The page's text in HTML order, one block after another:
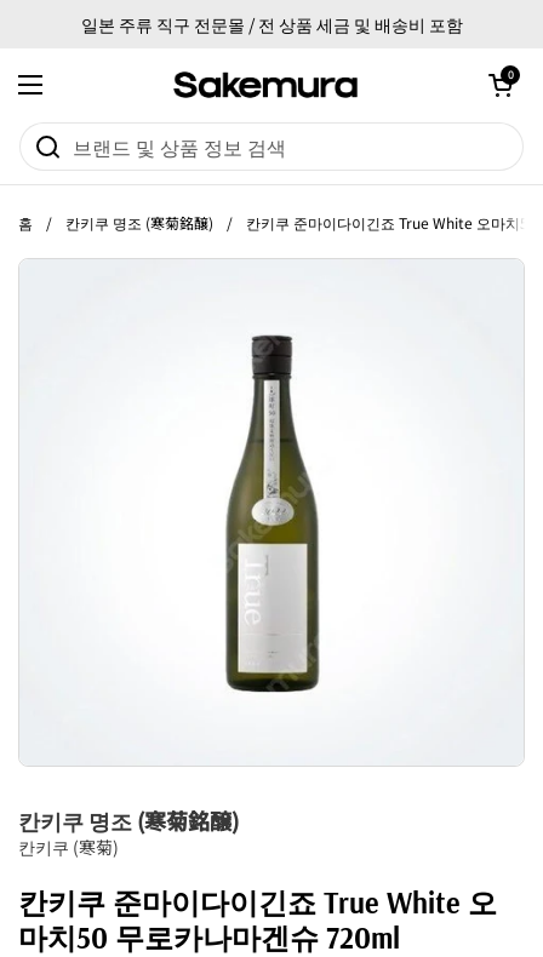
일본 주류 직구 전문몰 / 전 상품 세금 및 배송비 포함
메뉴 열기
카트 열기
0
홈 / 칸키쿠 명조 (寒菊銘醸) / 칸키쿠 준마이다이긴죠 True White 오마치
칸키쿠 명조 (寒菊銘醸)
칸키쿠 (寒菊)
칸키쿠 준마이다이긴죠 True White 오
마치50 무로카나마겐슈 720ml